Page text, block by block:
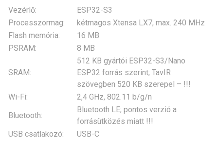
Vezérlő:
ESP32-S3
Processzormag:
kétmagos Xtensa LX7, max. 240 MHz
Flash memória:
16 MB
PSRAM:
8 MB
SRAM:
512 KB gyártói ESP32-S3/Nano
ESP32 forrás szerint; TavIR
szövegben 520 KB szerepel – !!!
Wi-Fi:
2,4 GHz, 802.11 b/g/n
Bluetooth:
Bluetooth LE; pontos verzió a
forrásütközés miatt !!!
USB csatlakozó:
USB-C